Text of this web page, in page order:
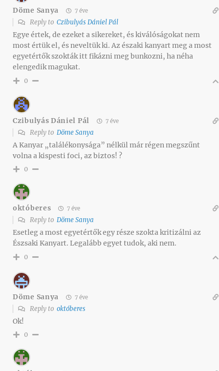
Döme Sanya 7 éve
Reply to Czibulyás Dániel Pál
Egye értek, de ezeket a sikereket, és kiválóságokat nem
most értük el, és neveltük ki. Az északi kanyart meg a most
egyetértők szokták itt fikázni meg bunkozni, ha néha
elengedik magukat.
0
Czibulyás Dániel Pál 7 éve
Reply to Döme Sanya
A Kanyar „találékonysága” nélkül már régen megszűnt
volna a kispesti foci, az biztos! ?
0
októberes 7 éve
Reply to Döme Sanya
Esetleg a most egyetértők egy része szokta kritizálni az
Észsaki Kanyart. Legalább egyet tudok, aki nem.
0
Döme Sanya 7 éve
Reply to októberes
Ok!
0